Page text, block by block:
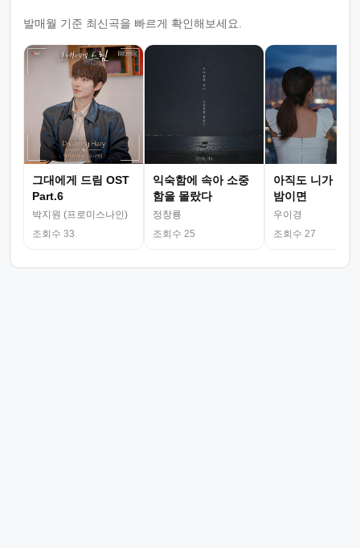
발매월 기준 최신곡을 빠르게 확인해보세요.
그대에게 드림 OST
Part.6
박지원 (프로미스나인)
조회수 33
익숙함에 속아 소중
함을 몰랐다
정창룡
조회수 25
아직도 니가 그
밤이면
우이경
조회수 27